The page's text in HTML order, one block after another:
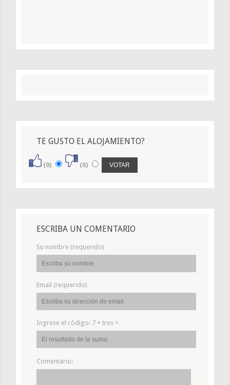
TE GUSTO EL ALOJAMIENTO?
(0) (0)
ESCRIBA UN COMENTARIO
Su nombre (requerido)
Email (requerido)
Ingrese el código: 7 + tres =
Comentario: